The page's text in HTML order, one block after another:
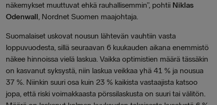
näkemykset muuttuvat ehkä rauhallisemmin”, pohtii Niklas
Odenwall, Nordnet Suomen maajohtaja.
Suomalaiset uskovat nousun lähtevän vauhtiin vasta
loppuvuodesta, sillä seuraavan 6 kuukauden aikana enemmistö
näkee hinnoissa vielä laskua. Vaikka optimistien määrä tässäkin
on kasvanut syksystä, niin laskua veikkaa yhä 41 % ja nousua
37 %. Niinkin suuri osa kuin 23 % kaikista vastaajista katsoo
jopa, että riski voimakkaasta pörssilaskusta on suuri tai välitön.